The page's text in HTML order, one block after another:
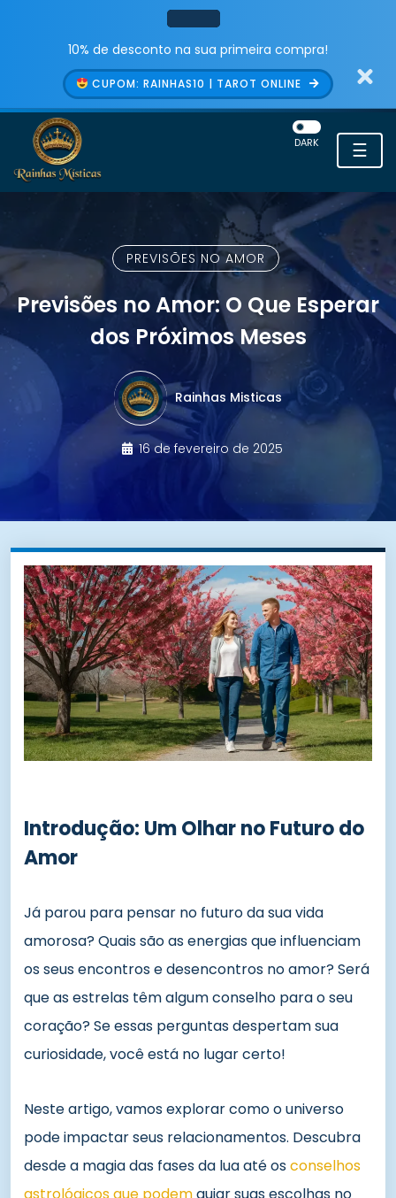
10% de desconto na sua primeira compra!
CUPOM: RAINHAS10 | TAROT ONLINE
☰
DARK
PREVISÕES NO AMOR
Previsões no Amor: O Que Esperar
dos Próximos Meses
Rainhas Misticas
16 de fevereiro de 2025
Introdução: Um Olhar no Futuro do
Amor
Já parou para pensar no futuro da sua vida
amorosa? Quais são as energias que influenciam
os seus encontros e desencontros no amor? Será
que as estrelas têm algum conselho para o seu
coração? Se essas perguntas despertam sua
curiosidade, você está no lugar certo!
Neste artigo, vamos explorar como o universo
pode impactar seus relacionamentos. Descubra
desde a magia das fases da lua até osconselhos